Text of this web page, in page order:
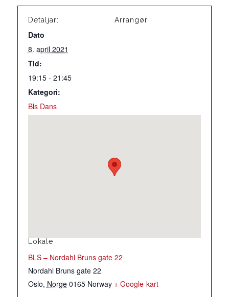
Detaljar:
Dato
8. april 2021
Tid:
19:15 - 21:45
Kategori:
Bls Dans
Arrangør
Lokale
BLS – Nordahl Bruns gate 22
Nordahl Bruns gate 22
Oslo, Norge 0165 Norway + Google-kart